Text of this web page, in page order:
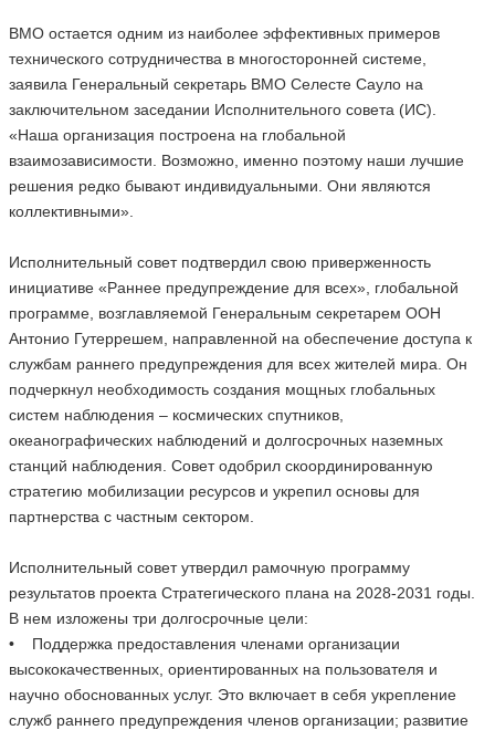
ВМО остается одним из наиболее эффективных примеров
технического сотрудничества в многосторонней системе,
заявила Генеральный секретарь ВМО Селесте Сауло на
заключительном заседании Исполнительного совета (ИС).
«Наша организация построена на глобальной
взаимозависимости. Возможно, именно поэтому наши лучшие
решения редко бывают индивидуальными. Они являются
коллективными».
Исполнительный совет подтвердил свою приверженность
инициативе «Раннее предупреждение для всех», глобальной
программе, возглавляемой Генеральным секретарем ООН
Антонио Гутеррешем, направленной на обеспечение доступа к
службам раннего предупреждения для всех жителей мира. Он
подчеркнул необходимость создания мощных глобальных
систем наблюдения – космических спутников,
океанографических наблюдений и долгосрочных наземных
станций наблюдения. Совет одобрил скоординированную
стратегию мобилизации ресурсов и укрепил основы для
партнерства с частным сектором.
Исполнительный совет утвердил рамочную программу
результатов проекта Стратегического плана на 2028-2031 годы.
В нем изложены три долгосрочные цели:
• Поддержка предоставления членами организации
высококачественных, ориентированных на пользователя и
научно обоснованных услуг. Это включает в себя укрепление
служб раннего предупреждения членов организации; развитие